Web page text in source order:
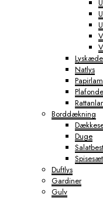
Natlys
Borddækning
Duge
Spisesæt
Duftlys
Gardiner
Gulv